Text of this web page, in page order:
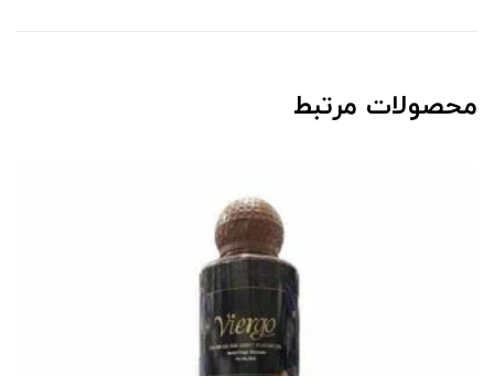
محصولات مرتبط